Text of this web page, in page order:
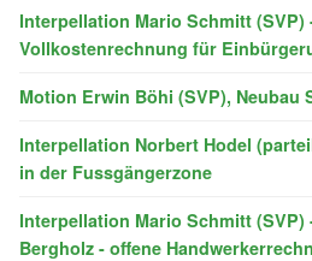
Interpellation Mario Schmitt (SVP)
Vollkostenrechnung für
Motion Erwin Böhi (SVP), Neubau
Interpellation Norbert Hodel
in der Fussgängerzone
Interpellation Mario Schmitt (SVP)
Bergholz - offene